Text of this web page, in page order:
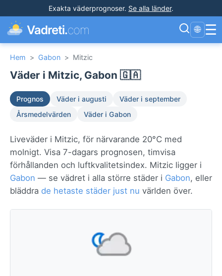
Exakta väderprognoser. Se alla länder.
Vadreti.com 🌐 ☰
Hem > Gabon > Mitzic
Väder i Mitzic, Gabon 🇬🇦
Prognos Väder i augusti
Väder i september
Årsmedelvärden
Väder i Gabon
Liveväder i Mitzic, för närvarande 20°C med
molnigt. Visa 7-dagars prognosen, timvisa
förhållanden och luftkvalitetsindex. Mitzic ligger i
Gabon — se vädret i alla större städer i Gabon, eller
bläddra de hetaste städer just nu världen över.